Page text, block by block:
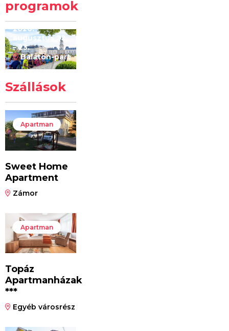
programok
2026
2026.
augusztus 22
– 23.
Balaton-part
Szállások
Apartman
Sweet Home
Apartment
Zámor
Apartman
Topáz
Apartmanházak
***
Egyéb városrész